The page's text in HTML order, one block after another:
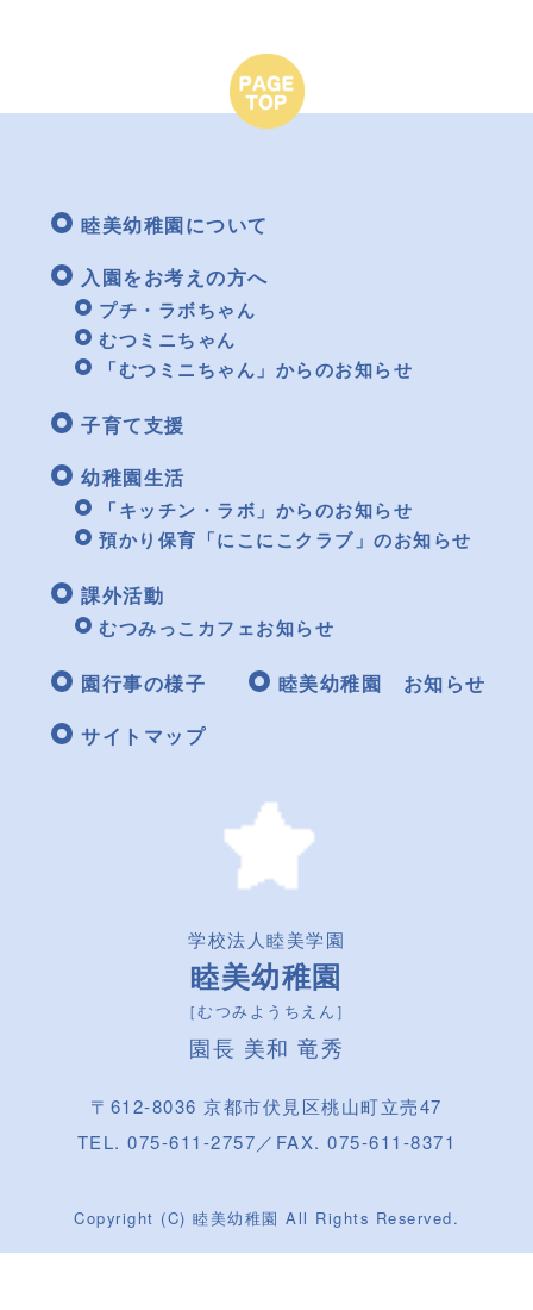
睦美幼稚園について
入園をお考えの方へ
プチ・ラボちゃん
むつミニちゃん
「むつミニちゃん」からのお知らせ
子育て支援
幼稚園生活
「キッチン・ラボ」からのお知らせ
預かり保育「にこにこクラブ」のお知らせ
課外活動
むつみっこカフェお知らせ
園行事の様子
睦美幼稚園 お知らせ
サイトマップ
学校法人睦美学園
睦美幼稚園
［むつみようちえん］
園長 美和 竜秀
〒612-8036 京都市伏見区桃山町立売47
TEL. 075-611-2757／FAX. 075-611-8371
Copyright (C) 睦美幼稚園 All Rights Reserved.